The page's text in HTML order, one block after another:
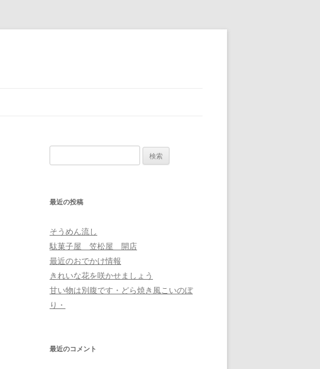
索
最近の投稿
そうめん流し
駄菓子屋 笠松屋 開店
最近のおでかけ情報
きれいな花を咲かせましょう
甘い物は別腹です・どら焼き風こいのぼ
り・
最近のコメント